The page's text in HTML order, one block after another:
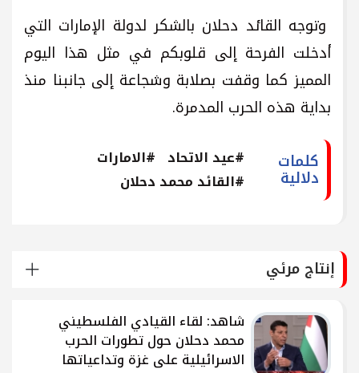
وتوجه القائد دحلان بالشكر لدولة الإمارات التي
أدخلت الفرحة إلى قلوبكم في مثل هذا اليوم
المميز كما وقفت بصلابة وشجاعة إلى جانبنا منذ
بداية هذه الحرب المدمرة.
كلمات
دلالية
#عيد الاتحاد #الامارات
#القائد محمد دحلان
إنتاج مرئي
شاهد: لقاء القيادي الفلسطيني
محمد دحلان حول تطورات الحرب
الاسرائيلية على غزة وتداعياتها